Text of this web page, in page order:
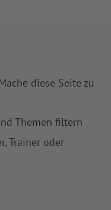
diese Seite zu
Themen filtern
Trainer oder